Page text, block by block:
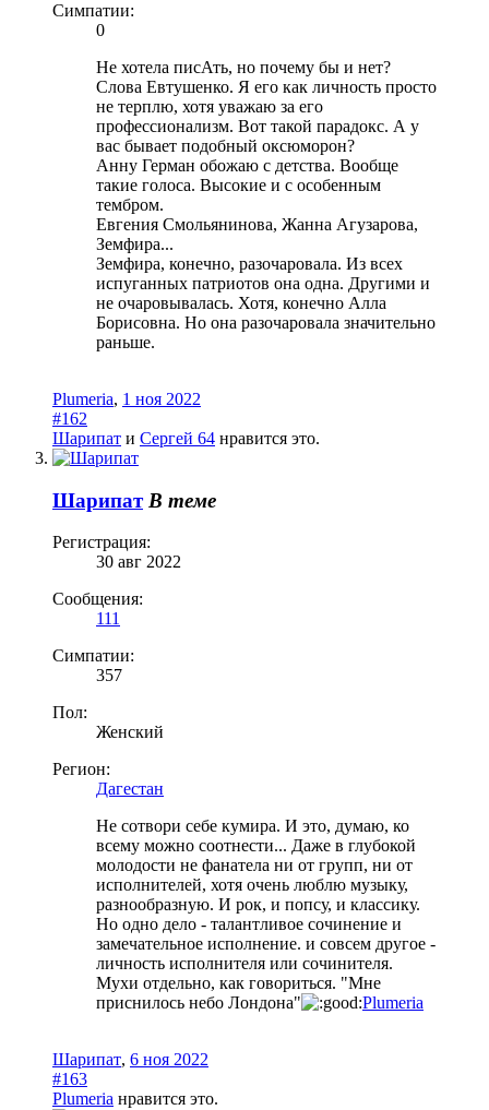
Симпатии:
0
Не хотела писАть, но почему бы и нет?
Слова Евтушенко. Я его как личность просто
не терплю, хотя уважаю за его
профессионализм. Вот такой парадокс. А у
вас бывает подобный оксюморон?
Анну Герман обожаю с детства. Вообще
такие голоса. Высокие и с особенным
тембром.
Евгения Смольянинова, Жанна Агузарова,
Земфира...
Земфира, конечно, разочаровала. Из всех
испуганных патриотов она одна. Другими и
не очаровывалась. Хотя, конечно Алла
Борисовна. Но она разочаровала значительно
раньше.
Plumeria, 1 ноя 2022
#162
Шарипат и Сергей 64 нравится это.
Шарипат В теме
Регистрация:
30 авг 2022
Сообщения:
111
Симпатии:
357
Пол:
Женский
Регион:
Дагестан
Не сотвори себе кумира. И это, думаю, ко
всему можно соотнести... Даже в глубокой
молодости не фанатела ни от групп, ни от
исполнителей, хотя очень люблю музыку,
разнообразную. И рок, и попсу, и классику.
Но одно дело - талантливое сочинение и
замечательное исполнение. и совсем другое -
личность исполнителя или сочинителя.
Мухи отдельно, как говориться. "Мне
приснилось небо Лондона"
Plumeria
Шарипат, 6 ноя 2022
#163
Plumeria нравится это.